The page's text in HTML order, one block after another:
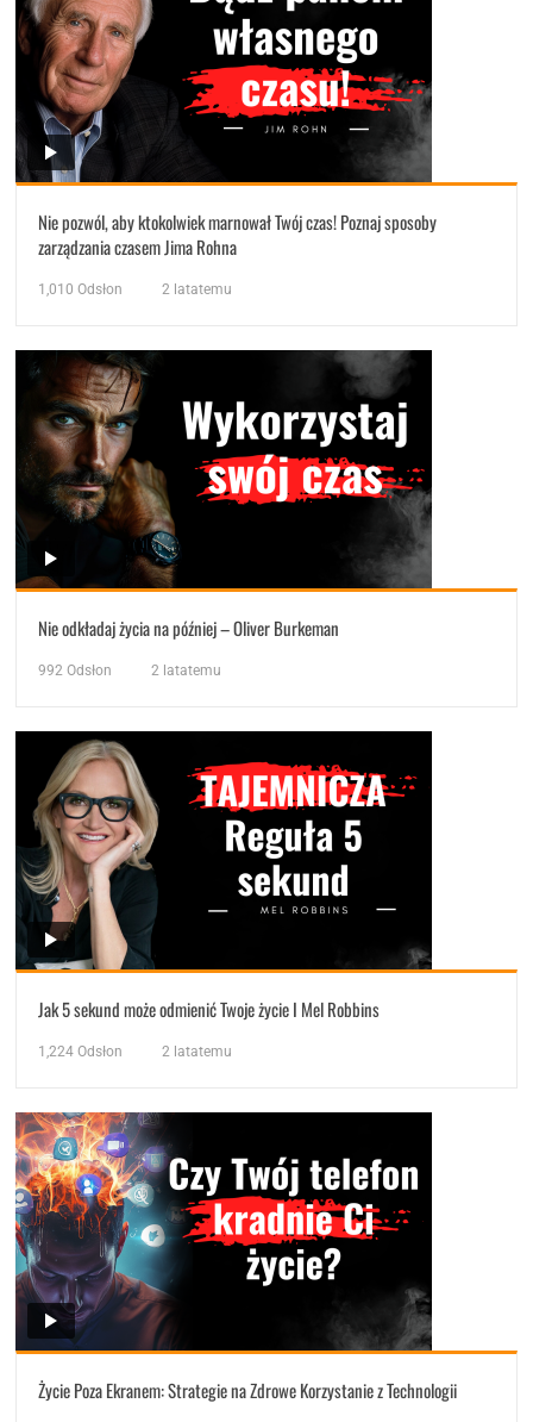
Nie pozwól, aby ktokolwiek marnował Twój czas! Poznaj sposoby
zarządzania czasem Jima Rohna
1,010 Odsłon 2 latatemu
Nie odkładaj życia na później – Oliver Burkeman
992 Odsłon 2 latatemu
Jak 5 sekund może odmienić Twoje życie I Mel Robbins
1,224 Odsłon 2 latatemu
Życie Poza Ekranem: Strategie na Zdrowe Korzystanie z Technologii